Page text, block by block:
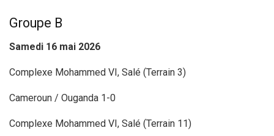
Groupe B
Samedi 16 mai 2026
Complexe Mohammed VI, Salé (Terrain 3)
Cameroun / Ouganda 1-0
Complexe Mohammed VI, Salé (Terrain 11)